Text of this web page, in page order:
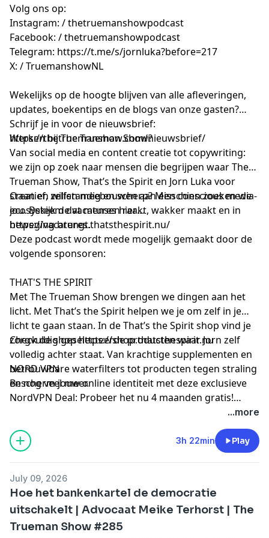
Volg ons op:
Instagram: / thetruemanshowpodcast
Facebook: / thetruemanshowpodcast
Telegram: https://t.me/s/jornluka?before=217
X: / TruemanshowNL
Wekelijks op de hoogte blijven van alle afleveringen,
updates, boekentips en de blogs van onze gasten?
Schrijf je in voor de nieuwsbrief:
https://thetruemanshow.com/nieuwsbrief/
Werken bij The Trueman Show?
Van social media en content creatie tot copywriting:
we zijn op zoek naar mensen die begrijpen waar The
Trueman Show, That’s the Spirit en Jorn Luka voor
staan en willen meebouwen aan een conscious media-
ecosysteem dat mensen raakt, wakker maakt en in
beweging brengt.
Creatief, zelfstandig en scherp? Misschien zoeken we
jou. Bekijk de vacatures hier
https://vacatures.thatsthespirit.nu/
Deze podcast wordt mede mogelijk gemaakt door de
volgende sponsoren:
THAT'S THE SPIRIT
Met The Trueman Show brengen we dingen aan het
licht. Met That’s the Spirit helpen we je om zelf in je
licht te gaan staan. In de That’s the Spirit shop vind je
zorgvuldig geselecteerde producten waar Jorn zelf
volledig achter staat. Van krachtige supplementen en
betrouwbare waterfilters tot producten tegen straling
en nog veel meer.
Check de shophttps://shop.thatsthespirit.nu
NORD VPN
Bescherm jouw online identiteit met deze exclusieve
NordVPN Deal: Probeer het nu 4 maanden gratis!
https://nordvpn.com/truemanshow...more
3h 22min Play
July 09, 2026
Hoe het bankenkartel de democratie
uitschakelt | Advocaat Meike Terhorst | The
Trueman Show #285